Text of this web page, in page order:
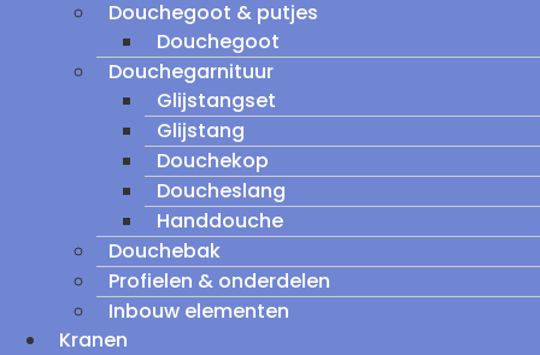
Douchegoot & putjes
Douchegoot
Douchegarnituur
Glijstangset
Glijstang
Douchekop
Doucheslang
Handdouche
Douchebak
Profielen & onderdelen
Inbouw elementen
Kranen